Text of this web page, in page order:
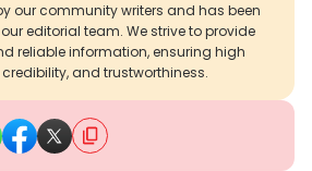
our community writers and has been
editorial team. We strive to provide
reliable information, ensuring high
and trustworthiness.